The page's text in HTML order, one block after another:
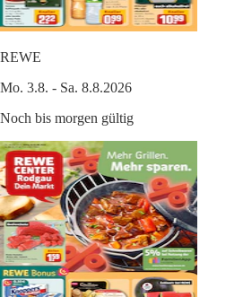
REWE
Mo. 3.8. - Sa. 8.8.2026
Noch bis morgen gültig